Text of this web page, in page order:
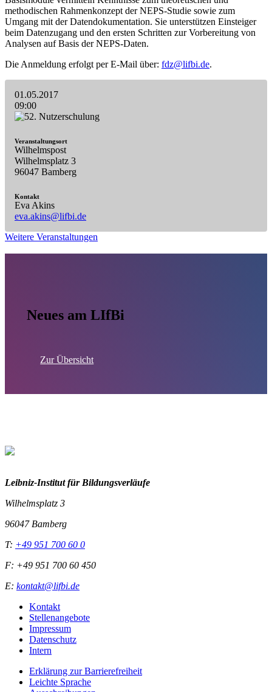
methodischen Rahmenkonzept der NEPS-Studie sowie zum
Umgang mit der Datendokumentation. Sie unterstützen Einsteiger
beim Datenzugang und den ersten Schritten zur Vorbereitung von
Analysen auf Basis der NEPS-Daten.
Die Anmeldung erfolgt per E-Mail über: fdz@lifbi.de.
01.05.2017
09:00
Veranstaltungsort
Wilhelmspost
Wilhelmsplatz 3
96047 Bamberg
Kontakt
Eva Akins
eva.akins@lifbi.de
Weitere Veranstaltungen
Neues am LIfBi
Zur Übersicht
Leibniz-Institut für Bildungsverläufe
Wilhelmsplatz 3
96047 Bamberg
T: +49 951 700 60 0
F: +49 951 700 60 450
E: kontakt@lifbi.de
Kontakt
Stellenangebote
Impressum
Datenschutz
Intern
Erklärung zur Barrierefreiheit
Leichte Sprache